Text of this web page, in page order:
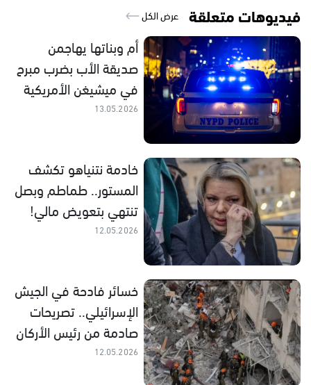
فيديوهات متعلقة عرض الكل
أم وبناتها يهاجمن
صديقة الأب بضرب مبرح
في ميشيغن الأمريكية
13.05.2026
خادمة نتنياهو تكشف
المستور.. طماطم وبصل
تنتهي بتعويض مالي!
12.05.2026
خسائر فادحة في الجيش
الإسرائيلي.. تصريحات
صادمة من رئيس الأركان
12.05.2026